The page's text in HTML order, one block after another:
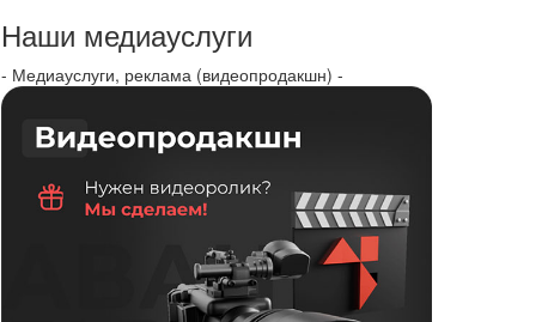
Наши медиауслуги
- Медиауслуги, реклама (видеопродакшн) -